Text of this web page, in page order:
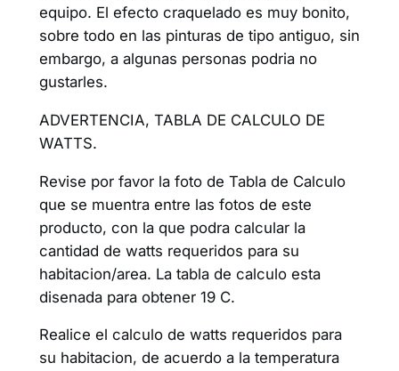
equipo. El efecto craquelado es muy bonito,
sobre todo en las pinturas de tipo antiguo, sin
embargo, a algunas personas podria no
gustarles.
ADVERTENCIA, TABLA DE CALCULO DE
WATTS.
Revise por favor la foto de Tabla de Calculo
que se muentra entre las fotos de este
producto, con la que podra calcular la
cantidad de watts requeridos para su
habitacion/area. La tabla de calculo esta
disenada para obtener 19 C.
Realice el calculo de watts requeridos para
su habitacion, de acuerdo a la temperatura